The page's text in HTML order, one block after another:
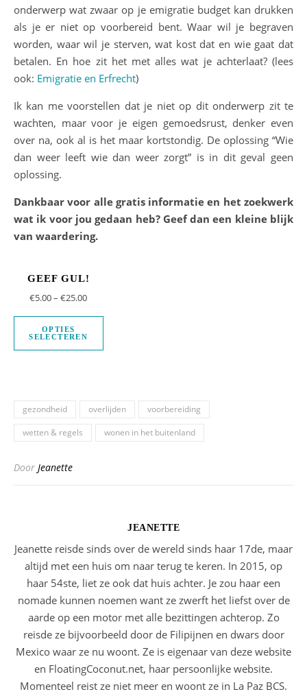
onderwerp wat zwaar op je emigratie budget kan drukken
als je er niet op voorbereid bent. Waar wil je begraven
worden, waar wil je sterven, wat kost dat en wie gaat dat
betalen. En hoe zit het met alles wat je achterlaat? (lees
ook: Emigratie en Erfrecht)
Ik kan me voorstellen dat je niet op dit onderwerp zit te
wachten, maar voor je eigen gemoedsrust, denker even
over na, ook al is het maar kortstondig. De oplossing “Wie
dan weer leeft wie dan weer zorgt” is in dit geval geen
oplossing.
Dankbaar voor alle gratis informatie en het zoekwerk
wat ik voor jou gedaan heb? Geef dan een kleine blijk
van waardering.
GEEF GUL!
€5.00–€25.00
OPTIES
SELECTEREN
gezondheid overlijden
voorbereiding
wetten & regels
wonen in het buitenland
Door Jeanette
JEANETTE
Jeanette reisde sinds over de wereld sinds haar 17de, maar
altijd met een huis om naar terug te keren. In 2015, op
haar 54ste, liet ze ook dat huis achter. Je zou haar een
nomade kunnen noemen want ze zwerft het liefst over de
aarde op een motor met alle bezittingen achterop. Zo
reisde ze bijvoorbeeld door de Filipijnen en dwars door
Mexico waar ze nu woont. Ze is eigenaar van deze website
en FloatingCoconut.net, haar persoonlijke website.
Momenteel reist ze niet meer en woont ze in La Paz BCS.